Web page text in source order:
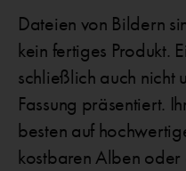
Dateien von Bildern
kein fertiges Produkt.
schließlich auch nicht
Fassung präsentiert.
besten auf
kostbaren Alben